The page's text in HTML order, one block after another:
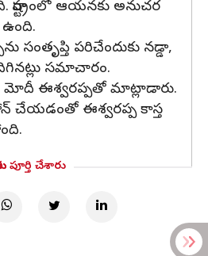
ఆయనకు అనుచర
సంతృప్తి పరిచేందుకు నడ్డా,
సమాచారం.
మోదీ ఈశ్వరప్పతో మాట్లాడారు.
ఈశ్వరప్ప కాస్త
పూర్తి చేశారు